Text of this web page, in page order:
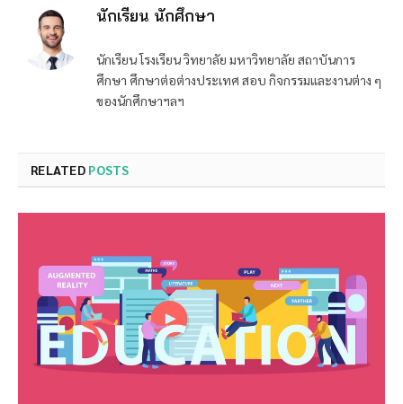
นักเรียน นักศึกษา
นักเรียน โรงเรียน วิทยาลัย มหาวิทยาลัย สถาบันการ
ศึกษา ศึกษาต่อต่างประเทศ สอบ กิจกรรมและงานต่าง ๆ
ของนักศึกษาฯลฯ
RELATED POSTS